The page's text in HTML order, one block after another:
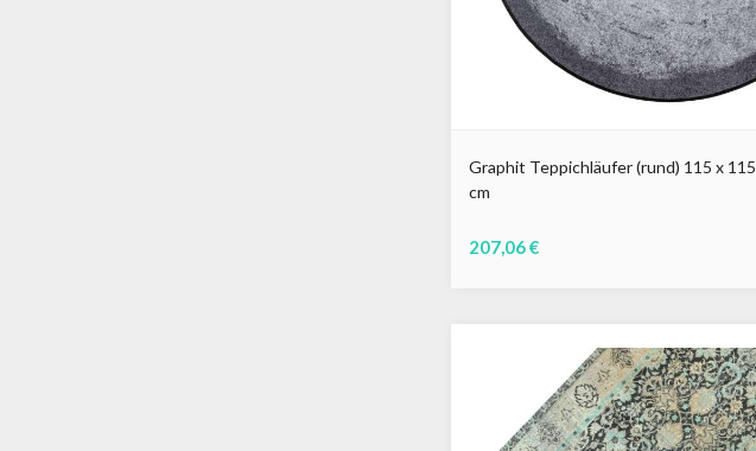
Graphit Teppichläufer (rund) 115 x 115
cm
207,06 €